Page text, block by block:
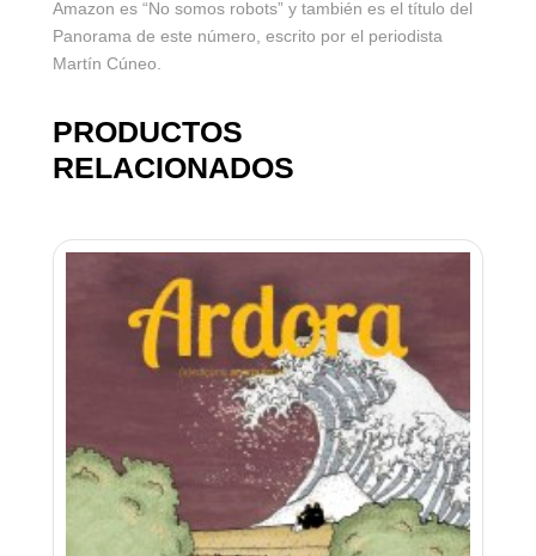
Amazon es “No somos robots” y también es el título del
Panorama de este número, escrito por el periodista
Martín Cúneo.
PRODUCTOS
RELACIONADOS